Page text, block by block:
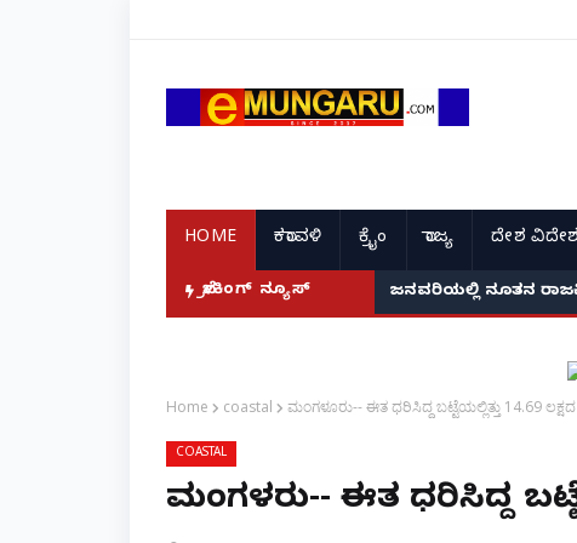
HOME ಕರಾವಳಿ ಕ್ರೈಂ ರಾಜ್ಯ ದೇಶ ವಿದೇಶ
ಬ್ರೇಕಿಂಗ್ ನ್ಯೂಸ್ ಜನವರಿಯಲ್ಲಿ ನೂತನ
Home coastal ಮಂಗಳೂರು-- ಈತ ಧರಿಸಿದ್ದ ಬಟ್ಟೆಯಲ್ಲಿತ್ತು 14.69
COASTAL
ಮಂಗಳೂರು-- ಈತ ಧರಿಸಿದ್ದ